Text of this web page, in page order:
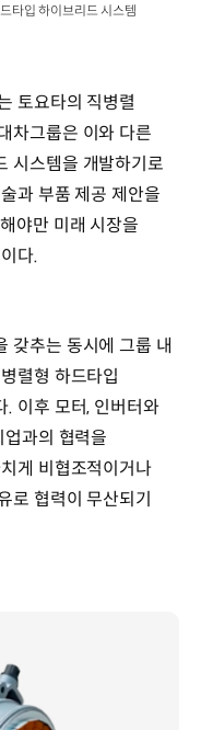
타입 하이브리드 시스템
토요타의 직병렬
차그룹은 이와 다른
시스템을 개발하기로
과 부품 제공 제안을
야만 미래 시장을
다.
갖추는 동시에 그룹 내
렬형 하드타입
이후 모터, 인버터와
과의 협력을
게 비협조적이거나
로 협력이 무산되기